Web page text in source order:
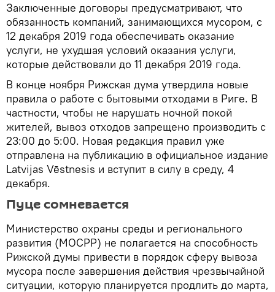
Заключенные договоры предусматривают, что
обязанность компаний, занимающихся мусором, с
12 декабря 2019 года обеспечивать оказание
услуги, не ухудшая условий оказания услуги,
которые действовали до 11 декабря 2019 года.
В конце ноября Рижская дума утвердила новые
правила о работе с бытовыми отходами в Риге. В
частности, чтобы не нарушать ночной покой
жителей, вывоз отходов запрещено производить с
23:00 до 5:00. Новая редакция правил уже
отправлена на публикацию в официальное издание
Latvijas Vēstnesis и вступит в силу в среду, 4
декабря.
Пуце сомневается
Министерство охраны среды и регионального
развития (МОСРР) не полагается на способность
Рижской думы привести в порядок сферу вывоза
мусора после завершения действия чрезвычайной
ситуации, которую планируется продлить до марта,